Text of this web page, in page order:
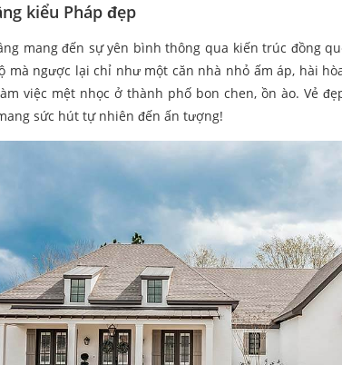
kiểu Pháp đẹp
mang đến sự yên bình thông qua kiến trúc đồng
mà ngược lại chỉ như một căn nhà nhỏ ấm áp, hài
việc mệt nhọc ở thành phố bon chen, ồn ào. Vẻ
sức hút tự nhiên đến ấn tượng!